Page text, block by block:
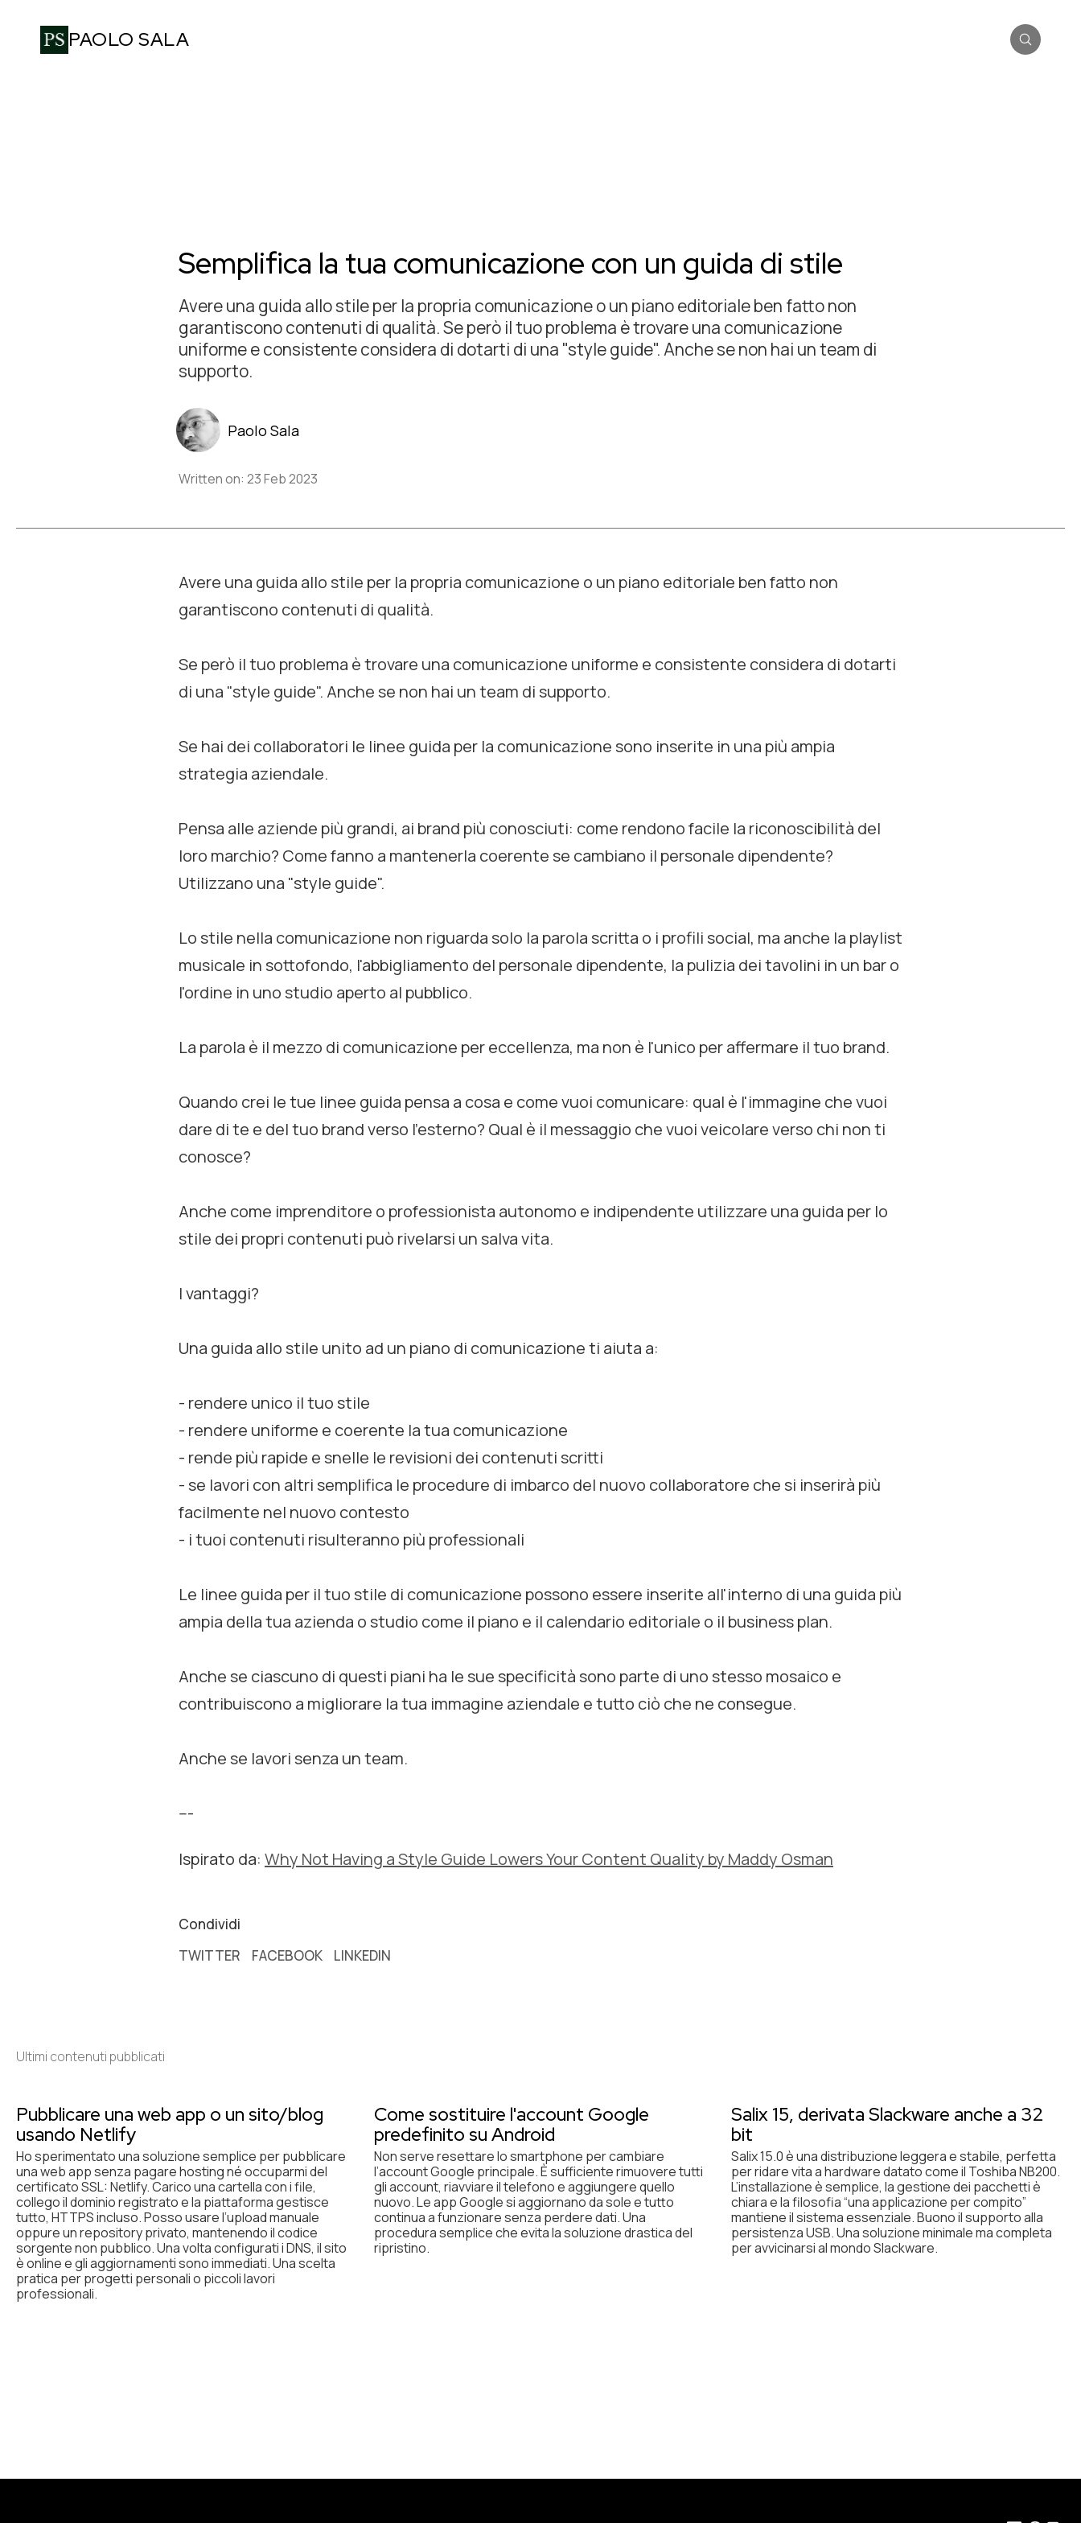
PAOLO SALA
Semplifica la tua comunicazione con un guida di stile
Avere una guida allo stile per la propria comunicazione o un piano editoriale ben fatto non
garantiscono contenuti di qualità. Se però il tuo problema è trovare una comunicazione
uniforme e consistente considera di dotarti di una "style guide". Anche se non hai un team di
supporto.
Paolo Sala
Written on: 23 Feb 2023
Avere una guida allo stile per la propria comunicazione o un piano editoriale ben fatto non
garantiscono contenuti di qualità.
Se però il tuo problema è trovare una comunicazione uniforme e consistente considera di dotarti
di una "style guide". Anche se non hai un team di supporto.
Se hai dei collaboratori le linee guida per la comunicazione sono inserite in una più ampia
strategia aziendale.
Pensa alle aziende più grandi, ai brand più conosciuti: come rendono facile la riconoscibilità del
loro marchio? Come fanno a mantenerla coerente se cambiano il personale dipendente?
Utilizzano una "style guide".
Lo stile nella comunicazione non riguarda solo la parola scritta o i profili social, ma anche la playlist
musicale in sottofondo, l'abbigliamento del personale dipendente, la pulizia dei tavolini in un bar o
l'ordine in uno studio aperto al pubblico.
La parola è il mezzo di comunicazione per eccellenza, ma non è l'unico per affermare il tuo brand.
Quando crei le tue linee guida pensa a cosa e come vuoi comunicare: qual è l'immagine che vuoi
dare di te e del tuo brand verso l'esterno? Qual è il messaggio che vuoi veicolare verso chi non ti
conosce?
Anche come imprenditore o professionista autonomo e indipendente utilizzare una guida per lo
stile dei propri contenuti può rivelarsi un salva vita.
I vantaggi?
Una guida allo stile unito ad un piano di comunicazione ti aiuta a:
- rendere unico il tuo stile
- rendere uniforme e coerente la tua comunicazione
- rende più rapide e snelle le revisioni dei contenuti scritti
- se lavori con altri semplifica le procedure di imbarco del nuovo collaboratore che si inserirà più
facilmente nel nuovo contesto
- i tuoi contenuti risulteranno più professionali
Le linee guida per il tuo stile di comunicazione possono essere inserite all'interno di una guida più
ampia della tua azienda o studio come il piano e il calendario editoriale o il business plan.
Anche se ciascuno di questi piani ha le sue specificità sono parte di uno stesso mosaico e
contribuiscono a migliorare la tua immagine aziendale e tutto ciò che ne consegue.
Anche se lavori senza un team.
---
Ispirato da: Why Not Having a Style Guide Lowers Your Content Quality by Maddy Osman
Condividi
TWITTER
FACEBOOK LINKEDIN
Ultimi contenuti pubblicati
Pubblicare una web app o un sito/blog
usando Netlify
Ho sperimentato una soluzione semplice per pubblicare
una web app senza pagare hosting né occuparmi del
certificato SSL: Netlify. Carico una cartella con i file,
collego il dominio registrato e la piattaforma gestisce
tutto, HTTPS incluso. Posso usare l’upload manuale
oppure un repository privato, mantenendo il codice
sorgente non pubblico. Una volta configurati i DNS, il sito
è online e gli aggiornamenti sono immediati. Una scelta
pratica per progetti personali o piccoli lavori
professionali.
Come sostituire l'account Google
predefinito su Android
Non serve resettare lo smartphone per cambiare
l’account Google principale. È sufficiente rimuovere tutti
gli account, riavviare il telefono e aggiungere quello
nuovo. Le app Google si aggiornano da sole e tutto
continua a funzionare senza perdere dati. Una
procedura semplice che evita la soluzione drastica del
ripristino.
Salix 15, derivata Slackware anche a 32
bit
Salix 15.0 è una distribuzione leggera e stabile, perfetta
per ridare vita a hardware datato come il Toshiba NB200.
L’installazione è semplice, la gestione dei pacchetti è
chiara e la filosofia “una applicazione per compito”
mantiene il sistema essenziale. Buono il supporto alla
persistenza USB. Una soluzione minimale ma completa
per avvicinarsi al mondo Slackware.